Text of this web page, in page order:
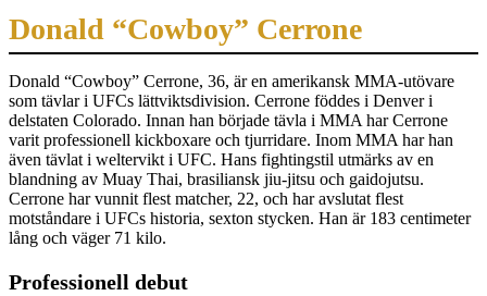
Donald “Cowboy” Cerrone
Donald “Cowboy” Cerrone, 36, är en amerikansk MMA-utövare
som tävlar i UFCs lättviktsdivision. Cerrone föddes i Denver i
delstaten Colorado. Innan han började tävla i MMA har Cerrone
varit professionell kickboxare och tjurridare. Inom MMA har han
även tävlat i weltervikt i UFC. Hans fightingstil utmärks av en
blandning av Muay Thai, brasiliansk jiu-jitsu och gaidojutsu.
Cerrone har vunnit flest matcher, 22, och har avslutat flest
motståndare i UFCs historia, sexton stycken. Han är 183 centimeter
lång och väger 71 kilo.
Professionell debut